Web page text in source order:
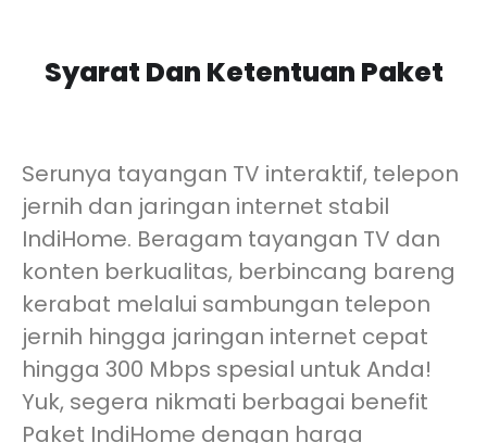
Syarat Dan Ketentuan Paket
Serunya tayangan TV interaktif, telepon
jernih dan jaringan internet stabil
IndiHome. Beragam tayangan TV dan
konten berkualitas, berbincang bareng
kerabat melalui sambungan telepon
jernih hingga jaringan internet cepat
hingga 300 Mbps spesial untuk Anda!
Yuk, segera nikmati berbagai benefit
Paket IndiHome dengan harga